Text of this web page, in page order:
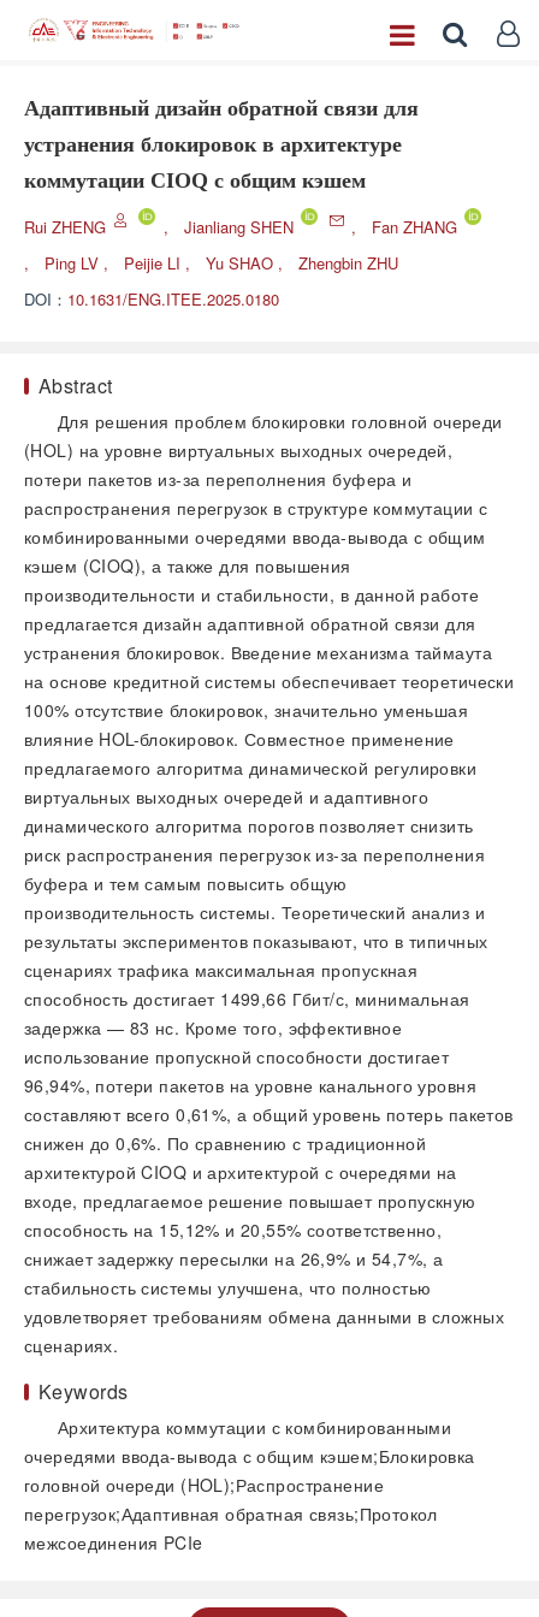
Адаптивный дизайн обратной связи для
устранения блокировок в архитектуре
коммутации CIOQ с общим кэшем
Rui ZHENG , Jianliang SHEN ,
Fan ZHANG
,
Ping LV , Peijie LI , Yu SHAO ,
Zhengbin ZHU
DOI： 10.1631/ENG.ITEE.2025.0180
Abstract
Для решения проблем блокировки головной очереди
(HOL) на уровне виртуальных выходных очередей,
потери пакетов из-за переполнения буфера и
распространения перегрузок в структуре коммутации с
комбинированными очередями ввода-вывода с общим
кэшем (CIOQ), а также для повышения
производительности и стабильности, в данной работе
предлагается дизайн адаптивной обратной связи для
устранения блокировок. Введение механизма таймаута
на основе кредитной системы обеспечивает теоретически
100% отсутствие блокировок, значительно уменьшая
влияние HOL-блокировок. Совместное применение
предлагаемого алгоритма динамической регулировки
виртуальных выходных очередей и адаптивного
динамического алгоритма порогов позволяет снизить
риск распространения перегрузок из-за переполнения
буфера и тем самым повысить общую
производительность системы. Теоретический анализ и
результаты экспериментов показывают, что в типичных
сценариях трафика максимальная пропускная
способность достигает 1499,66 Гбит/с, минимальная
задержка — 83 нс. Кроме того, эффективное
использование пропускной способности достигает
96,94%, потери пакетов на уровне канального уровня
составляют всего 0,61%, а общий уровень потерь пакетов
снижен до 0,6%. По сравнению с традиционной
архитектурой CIOQ и архитектурой с очередями на
входе, предлагаемое решение повышает пропускную
способность на 15,12% и 20,55% соответственно,
снижает задержку пересылки на 26,9% и 54,7%, а
стабильность системы улучшена, что полностью
удовлетворяет требованиям обмена данными в сложных
сценариях.
Keywords
Архитектура коммутации с комбинированными
очередями ввода-вывода с общим кэшем;Блокировка
головной очереди (HOL);Распространение
перегрузок;Адаптивная обратная связь;Протокол
межсоединения PCIe